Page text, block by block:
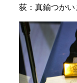
荻：真鍮つかい